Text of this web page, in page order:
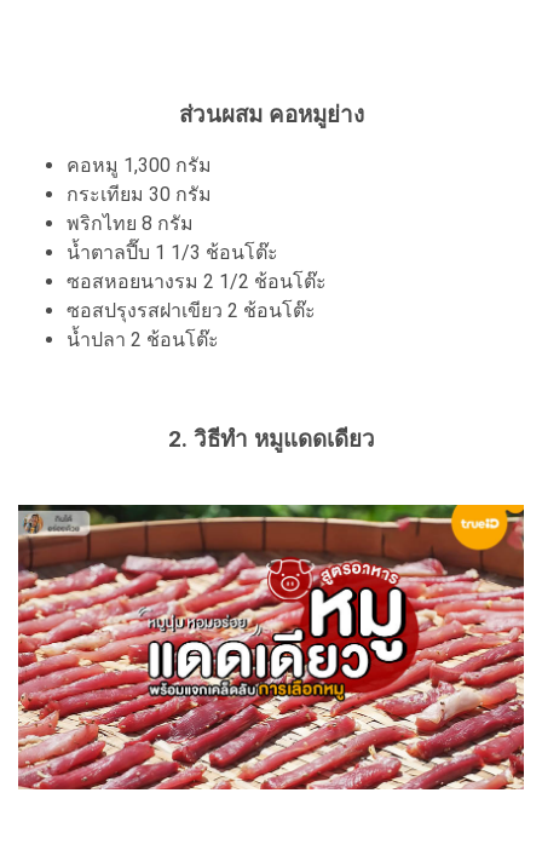
ส่วนผสม คอหมูย่าง
คอหมู 1,300 กรัม
กระเทียม 30 กรัม
พริกไทย 8 กรัม
น้ำตาลปี๊บ 1 1/3 ช้อนโต๊ะ
ซอสหอยนางรม 2 1/2 ช้อนโต๊ะ
ซอสปรุงรสฝาเขียว 2 ช้อนโต๊ะ
น้ำปลา 2 ช้อนโต๊ะ
2. วิธีทำ หมูแดดเดียว